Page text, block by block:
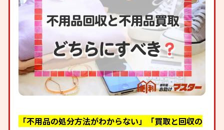
「不用品の処分方法がわからない」「買取と回収の